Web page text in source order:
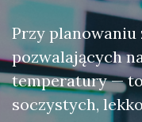
Przy planowaniu
pozwalających
temperatury —
soczystych,